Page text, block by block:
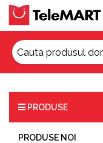
PRODUSE
PRODUSE NOI